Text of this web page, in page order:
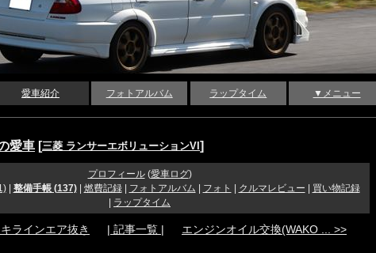
愛車紹介 フォトアルバム ラップタイム ▼メニュー
愛車 [三菱 ランサーエボリューションVI ]
プロフィール(愛車ログ)
| 整備手帳 (137)| 燃費記録| フォトアルバム フォト クルマレビュー
買い物記録
ラップタイム
インエア抜き | 記事一覧 | エンジンオイル交換(WAKO ... >>